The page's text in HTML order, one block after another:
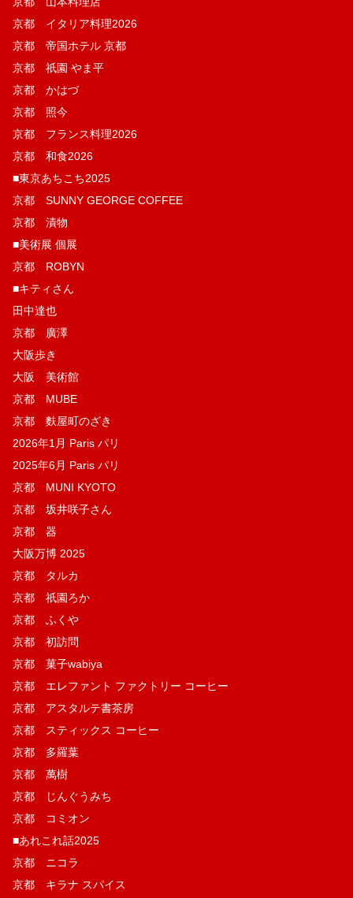
京都 イタリア料理2026
京都 帝国ホテル 京都
京都 祇園 やま平
京都 かはづ
京都 照今
京都 フランス料理2026
京都 和食2026
■東京あちこち2025
京都 SUNNY GEORGE COFFEE
京都 漬物
■美術展 個展
京都 ROBYN
■キティさん
田中達也
京都 廣澤
大阪歩き
大阪 美術館
京都 MUBE
京都 麩屋町のざき
2026年1月 Paris パリ
2025年6月 Paris パリ
京都 MUNI KYOTO
京都 坂井咲子さん
京都 器
大阪万博 2025
京都 タルカ
京都 祇園ろか
京都 ふくや
京都 初訪問
京都 菓子wabiya
京都 エレファント ファクトリー コーヒー
京都 アスタルテ書茶房
京都 スティックス コーヒー
京都 多羅葉
京都 萬樹
京都 じんぐうみち
京都 コミオン
■あれこれ話2025
京都 ニコラ
京都 キラナ スパイス